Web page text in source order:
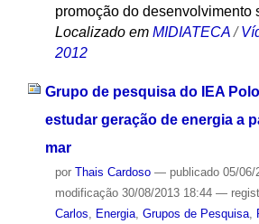
promoção do desenvolvimento
Localizado em MIDIATECA /
2012
Grupo de pesquisa do IEA
estudar geração de energia a
mar
por Thais Cardoso — publicado05/06/
modificação30/08/2013 18:44 —
Carlos
Energia, Grupos de Pesquisa,